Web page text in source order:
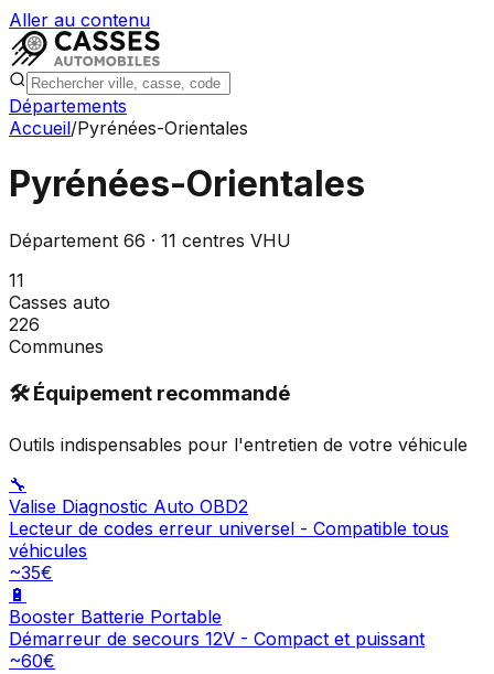
Aller au contenu
Départements
Accueil/Pyrénées-Orientales
Pyrénées-Orientales
Département 66 · 11 centres VHU
11
Casses auto
226
Communes
🛠️ Équipement recommandé
Outils indispensables pour l'entretien de votre véhicule
🔧
Valise Diagnostic Auto OBD2
Lecteur de codes erreur universel - Compatible tous
véhicules
~35€
🔋
Booster Batterie Portable
Démarreur de secours 12V - Compact et puissant
~60€